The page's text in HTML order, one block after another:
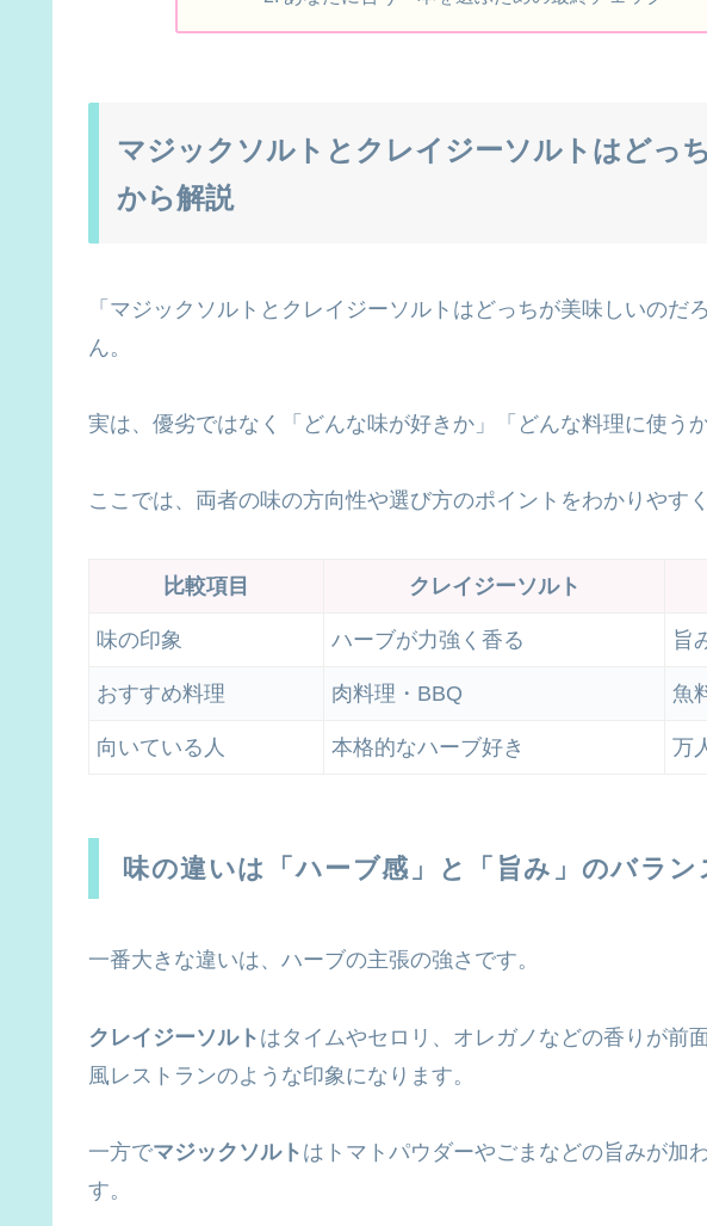
マジックソルトとクレイジーソルトはどっ
から解説
「マジックソルトとクレイジーソルトはどっちが美味しいのだ
ん。
実は、優劣ではなく「どんな味が好きか」「どんな料理に使う
ここでは、両者の味の方向性や選び方のポイントをわかりやす
比較項目 クレイジーソルト
味の印象 ハーブが力強く香る 旨
おすすめ料理 肉料理・BBQ 魚
向いている人 本格的なハーブ好き 万
味の違いは「ハーブ感」と「旨み」のバラン
一番大きな違いは、ハーブの主張の強さです。
クレイジーソルト はタイムやセロリ、オレガノなどの香りが前
風レストランのような印象になります。
一方でマジックソルト はトマトパウダーやごまなどの旨みが加
す。